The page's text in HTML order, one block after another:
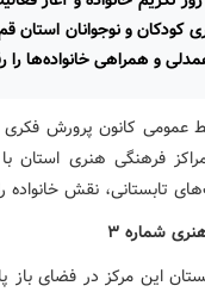
کودکان و نوجوانان استان
و همراهی خانواده‌ها را
عمومی کانون پرورش
مراکز فرهنگی هنری
تابستانی، نقش خانواده
شماره ۳
این مرکز در فضای باز